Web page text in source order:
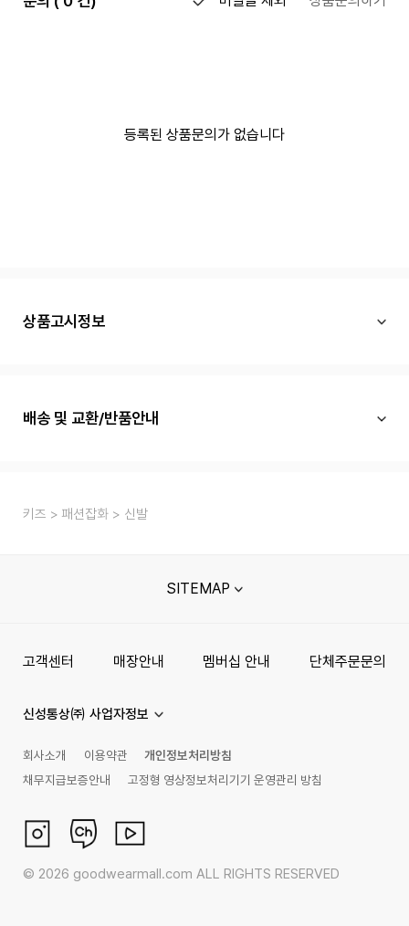
등록된 상품문의가 없습니다
상품고시정보
배송 및 교환/반품안내
키즈 패션잡화 신발
SITEMAP
고객센터 매장안내 멤버십 안내 단체주문문의
신성통상㈜ 사업자정보
회사소개 이용약관
개인정보처리방침
채무지급보증안내
고정형 영상정보처리기기 운영관리 방침
© 2026 goodwearmall.com ALL RIGHTS RESERVED